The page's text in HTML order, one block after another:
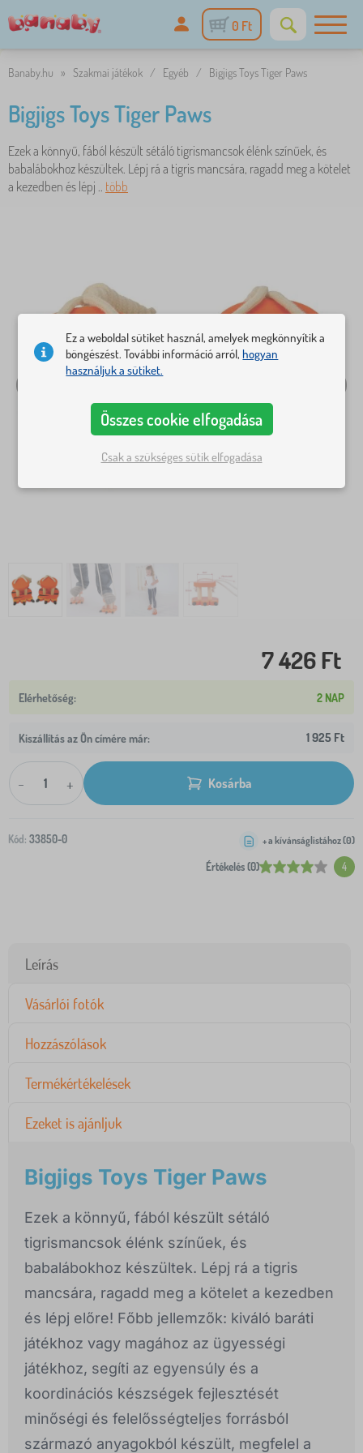
0 Ft
Banaby.hu » Szakmai játékok / Egyéb / Bigjigs Toys Tiger Paws
Bigjigs Toys Tiger Paws
Ezek a könnyű, fából készült sétáló tigrismancsok élénk színűek, és
babalábokhoz készültek. Lépj rá a tigris mancsára, ragadd meg a kötelet
a kezedben és lépj .. több
7 426 Ft
2 NAP
Kiszállítás az Ön címére már: 1 925 Ft
- + Kosárba
Kód: 33850-0
Értékelés (0) 4
+ a kívánságlistához (0)
Leírás
Vásárlói fotók
Hozzászólások
Termékértékelések
Ezeket is ajánljuk
Bigjigs Toys Tiger Paws
Ezek a könnyű, fából készült sétáló
tigrismancsok élénk színűek, és
babalábokhoz készültek. Lépj rá a tigris
mancsára, ragadd meg a kötelet a kezedben
és lépj előre! Főbb jellemzők: kiváló baráti
játékhoz vagy magához az ügyességi
játékhoz, segíti az egyensúly és a
koordinációs készségek fejlesztését
minőségi és felelősségteljes forrásból
származó anyagokból készült, megfelel a
Ez a weboldal sütiket használ, amelyek megkönnyítik a
böngészést. További információ arról,hogyan
használjuk a sütiket.
Összes cookie elfogadása
Csak a szükséges sütik elfogadása